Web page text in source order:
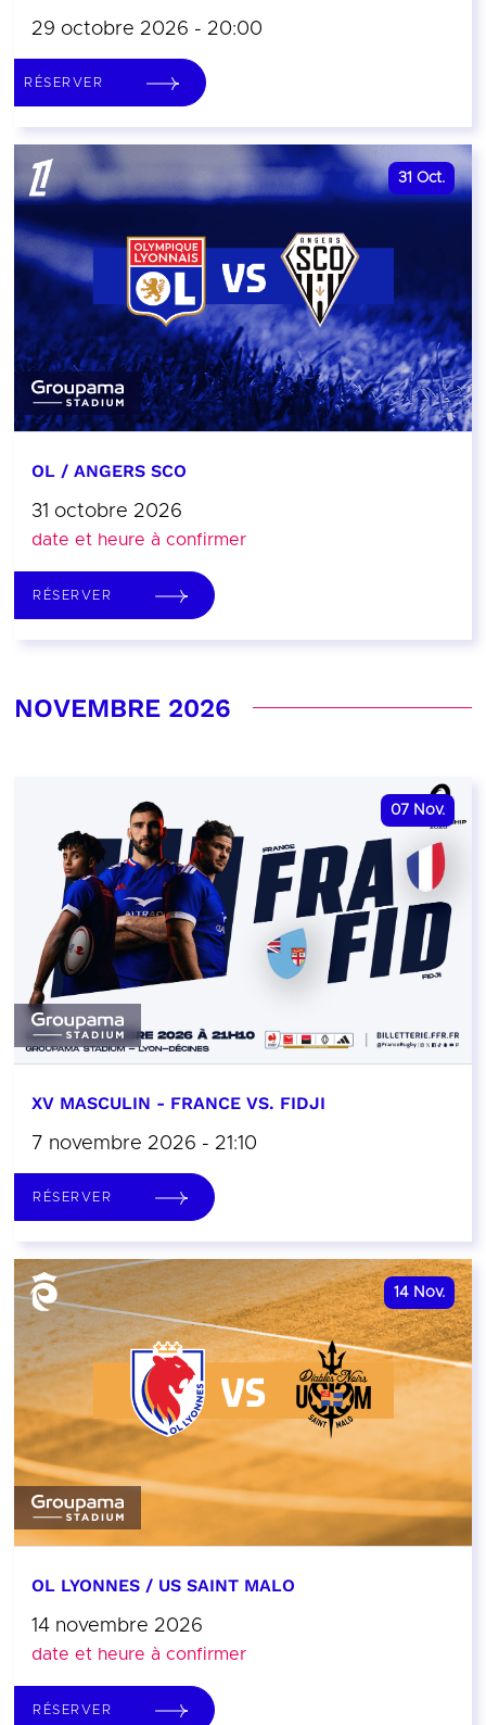
29 octobre 2026 - 20:00
RÉSERVER
31 Oct.
OL / ANGERS SCO
31 octobre 2026
date et heure à confirmer
RÉSERVER
NOVEMBRE 2026
07 Nov.
XV MASCULIN - FRANCE VS. FIDJI
7 novembre 2026 - 21:10
RÉSERVER
14 Nov.
OL LYONNES / US SAINT MALO
14 novembre 2026
date et heure à confirmer
RÉSERVER